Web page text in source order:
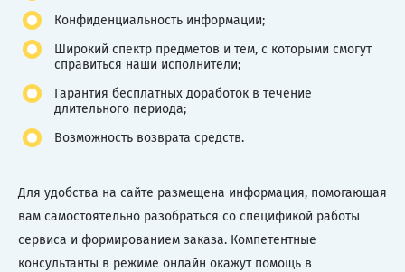
Конфиденциальность информации;
Широкий спектр предметов и тем, с которыми смогут
справиться наши исполнители;
Гарантия бесплатных доработок в течение
длительного периода;
Возможность возврата средств.
Для удобства на сайте размещена информация, помогающая
вам самостоятельно разобраться со спецификой работы
сервиса и формированием заказа. Компетентные
консультанты в режиме онлайн окажут помощь в